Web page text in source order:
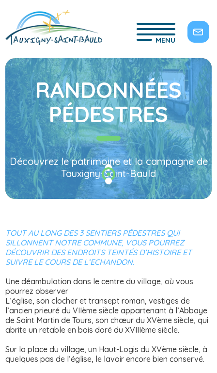
MENU
RANDONNÉES
PÉDESTRES
Découvrez le patrimoine et la campagne de
Tauxigny-Saint-Bauld
TOUT AU LONG DES 3 SENTIERS PÉDESTRES QUI
SILLONNENT NOTRE COMMUNE, VOUS POURREZ
DÉCOUVRIR DES ENDROITS TEINTÉS D’HISTOIRE ET
SUIVRE LE COURS DE L’ECHANDON.
Une déambulation dans le centre du village, où vous
pourrez observer
L’église, son clocher et transept roman, vestiges de
l’ancien prieuré du VIIème siècle appartenant à l’Abbaye
de Saint Martin de Tours, son chœur du XVème siècle, qui
abrite un retable en bois doré du XVIIIème siècle.
Sur la place du village, un Haut-Logis du XVème siècle, à
quelques pas de l’église, le lavoir encore bien conservé.